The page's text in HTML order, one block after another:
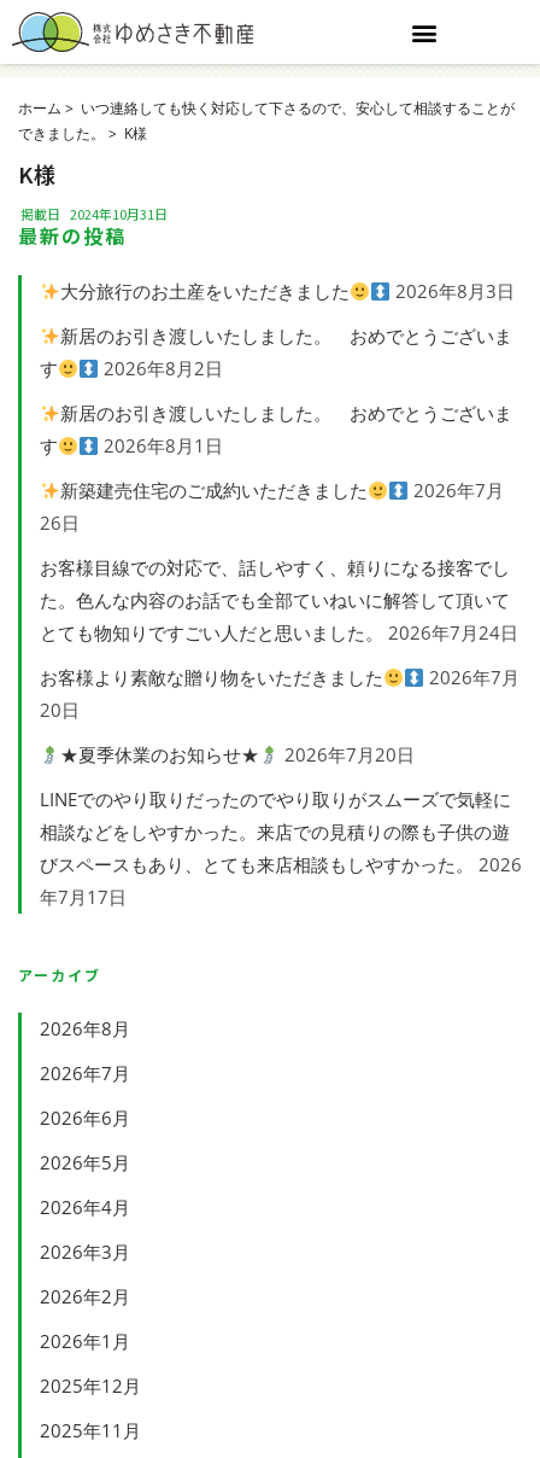
ホーム
いつ連絡しても快く対応して下さるので、安心して相談することが
できました。
K様
K様
掲載日 2024年10月31日
最新の投稿
大分旅行のお土産をいただきました
2026年8月3日
新居のお引き渡しいたしました。 おめでとうございま
す
2026年8月2日
新居のお引き渡しいたしました。 おめでとうございま
す
2026年8月1日
新築建売住宅のご成約いただきました
2026年7月
26日
お客様目線での対応で、話しやすく、頼りになる接客でし
た。色んな内容のお話でも全部ていねいに解答して頂いて
とても物知りですごい人だと思いました。
2026年7月24日
お客様より素敵な贈り物をいただきました
2026年7月
20日
★夏季休業のお知らせ★
2026年7月20日
LINEでのやり取りだったのでやり取りがスムーズで気軽に
相談などをしやすかった。来店での見積りの際も子供の遊
びスペースもあり、とても来店相談もしやすかった。
2026
年7月17日
アーカイブ
2026年8月
2026年7月
2026年6月
2026年5月
2026年4月
2026年3月
2026年2月
2026年1月
2025年12月
2025年11月